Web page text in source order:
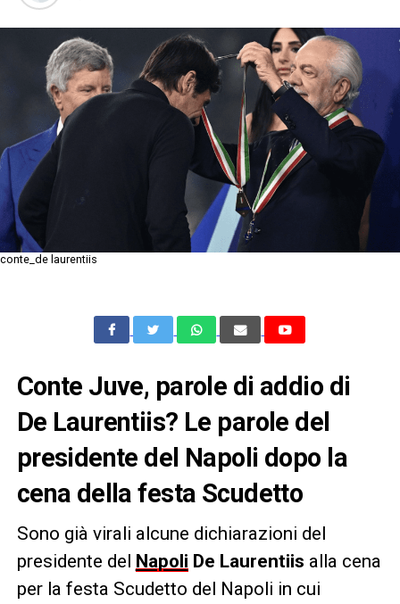
conte_de laurentiis
Conte Juve, parole di addio di
De Laurentiis? Le parole del
presidente del Napoli dopo la
cena della festa Scudetto
Sono già virali alcune dichiarazioni del
presidente del Napoli De Laurentiis alla cena
per la festa Scudetto del Napoli in cui